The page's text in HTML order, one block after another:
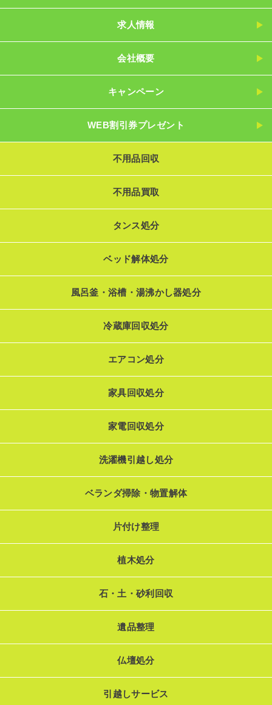
求人情報
会社概要
キャンペーン
WEB割引券プレゼント
不用品回収
不用品買取
タンス処分
ベッド解体処分
風呂釜・浴槽・湯沸かし器処分
冷蔵庫回収処分
エアコン処分
家具回収処分
家電回収処分
洗濯機引越し処分
ベランダ掃除・物置解体
片付け整理
植木処分
石・土・砂利回収
遺品整理
仏壇処分
引越しサービス